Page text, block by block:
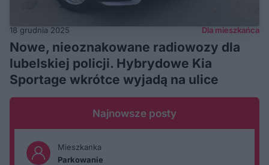
18 grudnia 2025 Dla mieszkańca
Nowe, nieoznakowane radiowozy dla
lubelskiej policji. Hybrydowe Kia
Sportage wkrótce wyjadą na ulice
Najnowsze posty
Mieszkanka
Parkowanie